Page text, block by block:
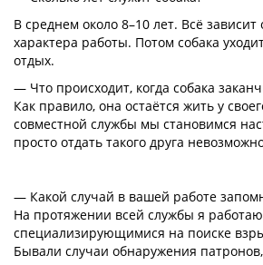
В среднем около 8–10 лет. Всё зависит
характера работы. Потом собака
отдых.
⁣— Что происходит, когда собака
Как правило, она остаётся жить у
совместной службы мы становимся
просто отдать такого друга
— Какой случай в вашей работе
На протяжении всей службы я
специализирующимися на поиске
Бывали случаи обнаружения